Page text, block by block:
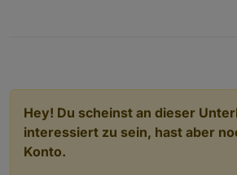
Hey! Du scheinst an dieser
interessiert zu sein, hast aber
Konto.